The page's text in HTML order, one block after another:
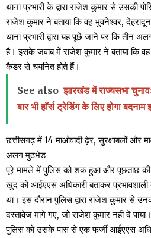
थाना प्रभारी के द्वारा राजेश कुमार से उसकी
राजेश कुमार ने बताया कि वह भुवनेश्वर,
थाना प्रभारी द्वारा यह पूछे जाने पर कि तीन
है। इसके जवाब में राजेश कुमार ने बताया कि
कैडर से चयनित होते हैं।
See also झारखंड में राज्यसभा
बार भी हॉर्स ट्रेडिंग के लिए होगा
छत्तीसगढ़ में 14 माओवादी ढ़ेर, सुरक्षाबलों और
अलग मुठभेड़
पूरे मामले में पुलिस को शक हुआ और पूछताछ की
खुद को आईएएस अधिकारी बताकर
था। इस दौरान पुलिस द्वारा राजेश कुमार से
दस्तावेज मांगे गए, जो राजेश कुमार नहीं दे
पुलिस को उसके पास से एक फर्जी आईएएस